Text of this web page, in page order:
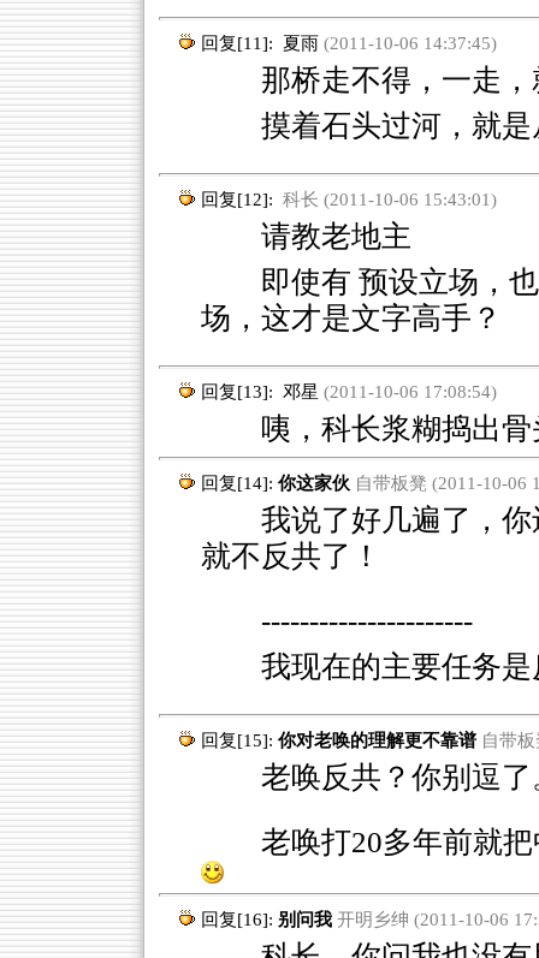
回复[11]: 夏雨(2011-10-06 14:37:45)
那桥走不得，一走，
摸着石头过河，就
回复[12]: 科长 (2011-10-06 15:43:01)
请教老地主
即使有 预设立场，
场，这才是文字高手？
回复[13]: 邓星 (2011-10-06 17:08:54)
咦，科长浆糊捣出骨
回复[14]: 你这家伙 自带板凳 (2011-10-06
我说了好几遍了，你
就不反共了！
----------------------
我现在的主要任务是
回复[15]: 你对老唤的理解更不靠谱 自带
老唤反共？你别逗了
老唤打20多年前就
回复[16]: 别问我 开明乡绅 (2011-10-06